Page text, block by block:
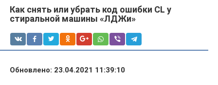
Как снять или убрать код ошибки CL у
стиральной машины «ЛДЖи»
Обновлено: 23.04.2021 11:39:10